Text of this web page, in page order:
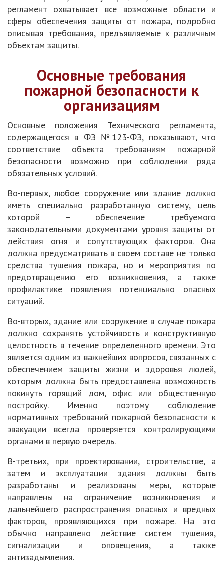
регламент охватывает все возможные области и
сферы обеспечения защиты от пожара, подробно
описывая требования, предъявляемые к различным
объектам защиты.
Основные требования
пожарной безопасности к
организациям
Основные положения Технического регламента,
содержащегося в ФЗ №123-ФЗ, показывают, что
соответствие объекта требованиям пожарной
безопасности возможно при соблюдении ряда
обязательных условий.
Во-первых, любое сооружение или здание должно
иметь специально разработанную систему, цель
которой – обеспечение требуемого
законодательными документами уровня защиты от
действия огня и сопутствующих факторов. Она
должна предусматривать в своем составе не только
средства тушения пожара, но и мероприятия по
предотвращению его возникновения, а также
профилактике появления потенциально опасных
ситуаций.
Во-вторых, здание или сооружение в случае пожара
должно сохранять устойчивость и конструктивную
целостность в течение определенного времени. Это
является одним из важнейших вопросов, связанных с
обеспечением защиты жизни и здоровья людей,
которым должна быть предоставлена возможность
покинуть горящий дом, офис или общественную
постройку. Именно поэтому соблюдение
нормативных требований пожарной безопасности к
эвакуации всегда проверяется контролирующими
органами в первую очередь.
В-третьих, при проектировании, строительстве, а
затем и эксплуатации здания должны быть
разработаны и реализованы меры, которые
направлены на ограничение возникновения и
дальнейшего распространения опасных и вредных
факторов, проявляющихся при пожаре. На это
обычно направлено действие систем тушения,
сигнализации и оповещения, а также
антизадымления.